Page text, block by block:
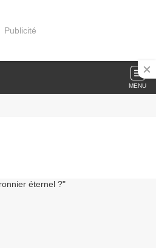
Publicité
MENU